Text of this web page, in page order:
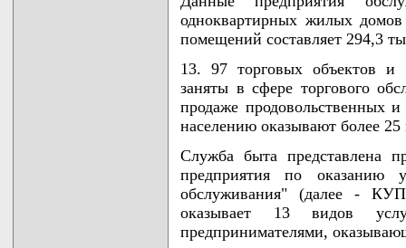
одноквартирных жилых
помещений составляет 294,3
13. 97 торговых объектов и
заняты в сфере торгового
продаже продовольственных
населению оказывают более
Служба быта представлена
предприятия по оказанию
обслуживания" (далее -
оказывает 13 видов
предпринимателями,